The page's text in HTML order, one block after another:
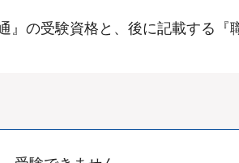
』の受験資格と、後に記載する